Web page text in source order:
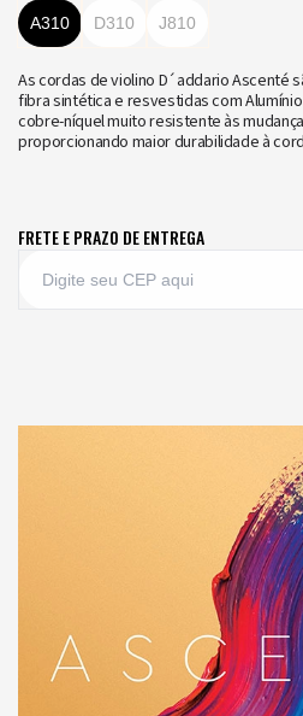
A310 D310 J810
As cordas de violino D´addario Ascenté
fibra sintética e resvestidas com
cobre-níquel muito resistente às
proporcionando maior durabilidade à
FRETE E PRAZO DE ENTREGA